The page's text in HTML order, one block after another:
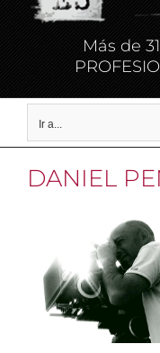
Más de
Ir a...
DANIEL